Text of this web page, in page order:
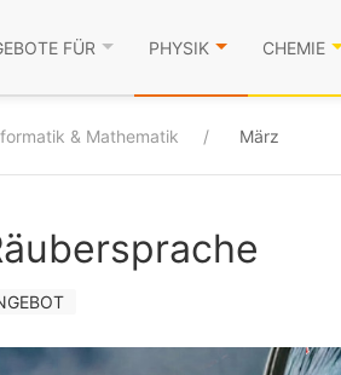
FÜR PHYSIK CHEMIE
& Mathematik März